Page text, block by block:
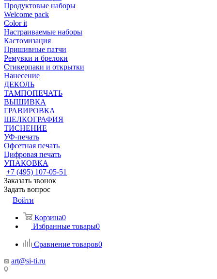
Продуктовые наборы
Welcome pack
Color it
Настраиваемые наборы
Кастомизация
Пришивные патчи
Ремувки и брелоки
Стикерпаки и открытки
Нанесение
ДЕКОЛЬ
ТАМПОПЕЧАТЬ
ВЫШИВКА
ГРАВИРОВКА
ШЕЛКОГРАФИЯ
ТИСНЕНИЕ
УФ-печать
Офсетная печать
Цифровая печать
УПАКОВКА
+7 (495) 107-05-51
Заказать звонок
Задать вопрос
Войти
Корзина0
Избранные товары0
Сравнение товаров0
art@si-ti.ru